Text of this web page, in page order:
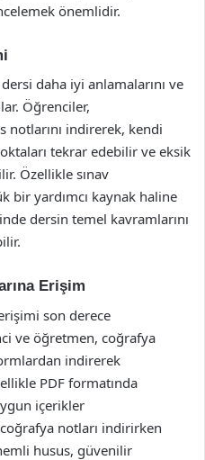
önemlidir.
daha iyi anlamalarını ve
Öğrenciler,
indirerek, kendi
tekrar edebilir ve eksik
Özellikle sınav
bir yardımcı kaynak haline
dersin temel kavramlarını
Erişim
son derece
ve öğretmen, coğrafya
indirerek
PDF formatında
içerikler
notları indirirken
husus, güvenilir